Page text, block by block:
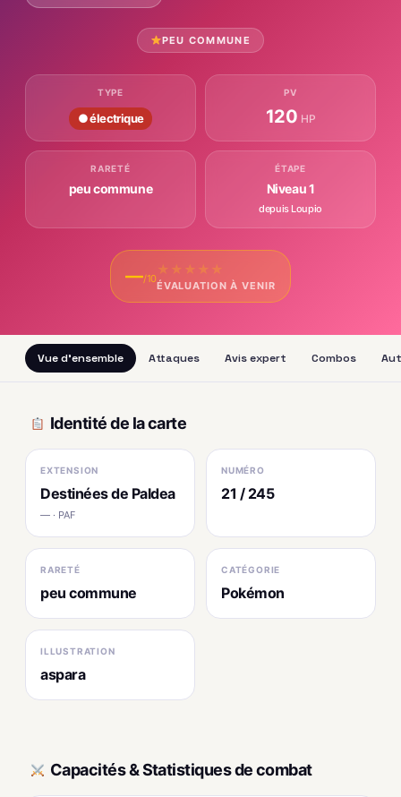
PEU COMMUNE
TYPE
● électrique
PV
120 HP
RARETÉ
peu commune
ÉTAPE
Niveau 1
depuis Loupio
—/10
★ ★ ★ ★ ★
ÉVALUATION À VENIR
Vue d'ensemble Attaques Avis expert Combos
Identité de la carte
EXTENSION
Destinées de Paldea
— · PAF
NUMÉRO
21 / 245
RARETÉ
peu commune
CATÉGORIE
Pokémon
ILLUSTRATION
aspara
Capacités & Statistiques de combat